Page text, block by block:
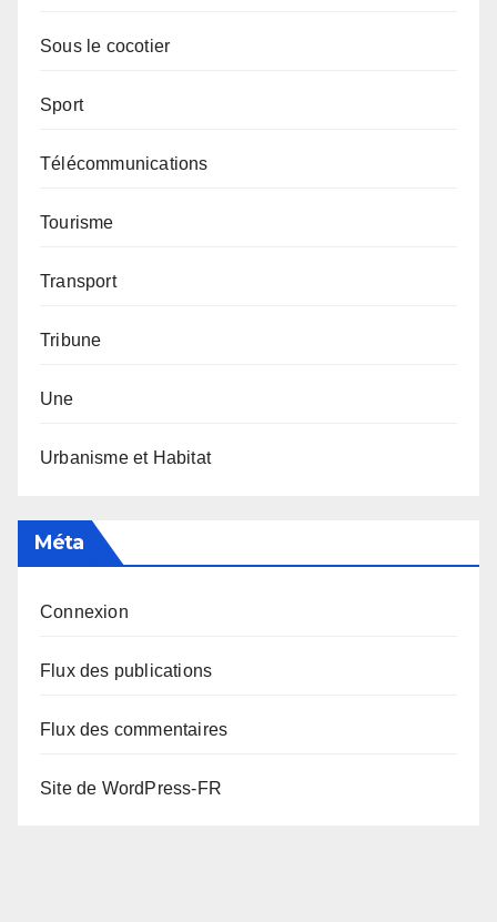
Sous le cocotier
Sport
Télécommunications
Tourisme
Transport
Tribune
Une
Urbanisme et Habitat
Méta
Connexion
Flux des publications
Flux des commentaires
Site de WordPress-FR